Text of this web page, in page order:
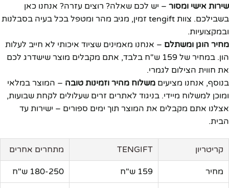
שירות אישי ומסור – יש לכם שאלה? רוצים עזרה? אנחנו כאן
בשבילכם. צוות tengift זמין, מגיב מהר ומטפל בכל בעיה בסבלנות
ובמקצועיות.
מחיר הוגן ומשתלם – אנחנו מאמינים שציוד איכותי לא חייב לעלות
הון. במחיר של 159 ש"ח בלבד, אתם מקבלים מוצר שישדרג לכם
את חווית הצילום לגמרי.
בנוסף, אנחנו מציעים משלוח מהיר וזמינות טובה – המוצר במלאי
ומוכן למשלוח מיידי. בניגוד לאתרים זרים שעלולים לקחת שבועות,
אצלנו אתם מקבלים את המוצר תוך ימים ספורים – ישירות עד
הבית.
קריטריון TENGIFT מתחרים אחרים
מחיר 159 ש"ח 180-250 ש"ח